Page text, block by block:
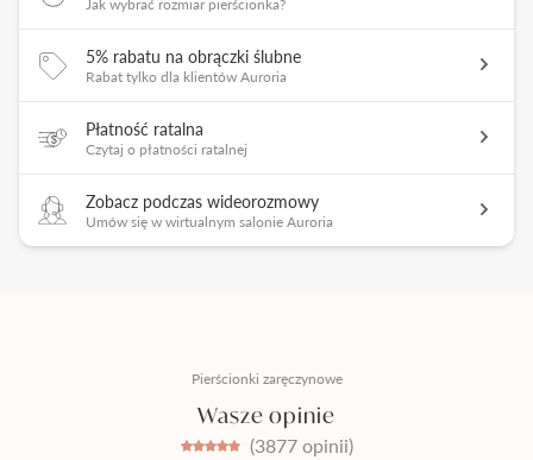
Jak wybrać rozmiar pierścionka?
5% rabatu na obrączki ślubne
Rabat tylko dla klientów Auroria
Płatność ratalna
Czytaj o płatności ratalnej
Zobacz podczas wideorozmowy
Umów się w wirtualnym salonie Auroria
Pierścionki zaręczynowe
Wasze opinie
(3877 opinii)